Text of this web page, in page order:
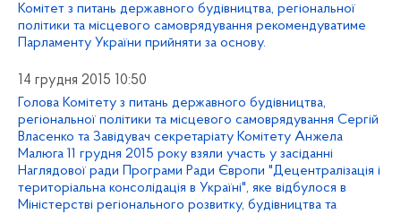
Комітет з питань державного будівництва, регіональної
політики та місцевого самоврядування рекомендуватиме
Парламенту України прийняти за основу.
14 грудня 2015 10:50
Голова Комітету з питань державного будівництва,
регіональної політики та місцевого самоврядування Сергій
Власенко та Завідувач секретаріату Комітету Анжела
Малюга 11 грудня 2015 року взяли участь у засіданні
Наглядової ради Програми Ради Європи "Децентралізація і
територіальна консолідація в Україні", яке відбулося в
Міністерстві регіонального розвитку, будівництва та